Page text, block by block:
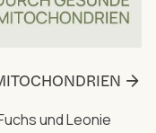
und Leonie